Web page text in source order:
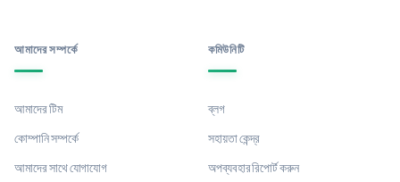
আমাদের সম্পর্কে
আমাদের টিম
কোম্পানি সম্পর্কে
আমাদের সাথে যোগাযোগ
কমিউনিটি
ব্লগ
সহায়তা কেন্দ্র
অপব্যবহার রিপোর্ট করুন